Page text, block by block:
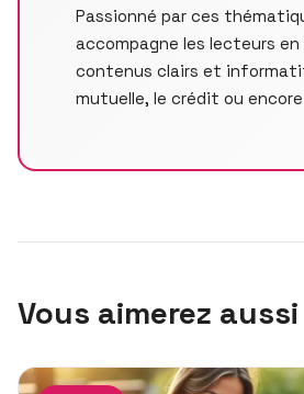
Passionné par ces
accompagne les lecteurs
contenus clairs et
mutuelle, le crédit ou
Vous aimerez aussi